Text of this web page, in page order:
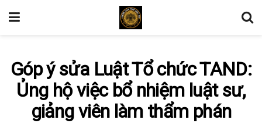
Góp ý sửa Luật Tổ chức TAND:
Ủng hộ việc bổ nhiệm luật sư,
giảng viên làm thẩm phán